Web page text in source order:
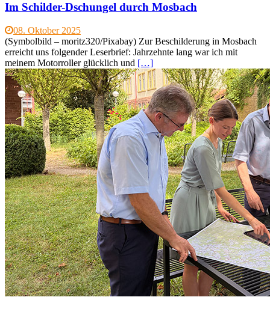
Im Schilder-Dschungel durch Mosbach
08. Oktober 2025
(Symbolbild – moritz320/Pixabay) Zur Beschilderung in Mosbach
erreicht uns folgender Leserbrief: Jahrzehnte lang war ich mit
meinem Motorroller glücklich und […]